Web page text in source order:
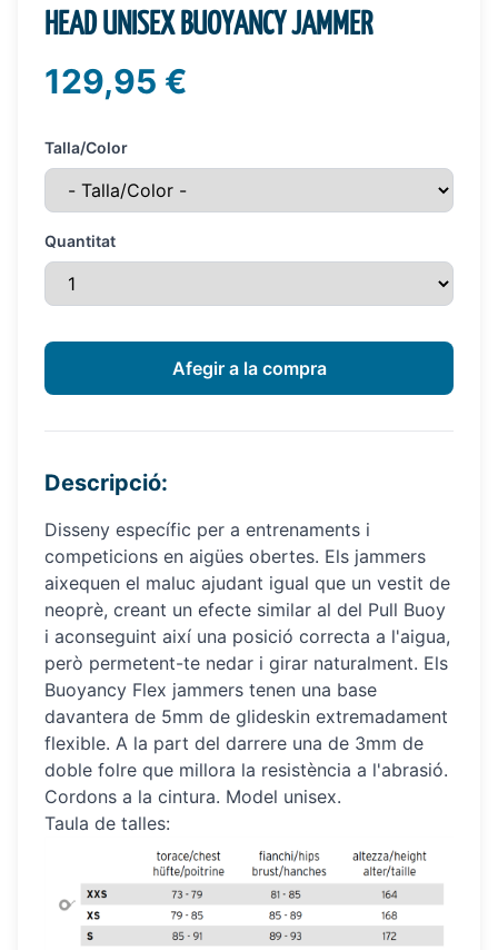
HEAD UNISEX BUOYANCY JAMMER
129,95 €
Talla/Color
Quantitat
Descripció:
Disseny específic per a entrenaments i
competicions en aigües obertes. Els jammers
aixequen el maluc ajudant igual que un vestit de
neoprè, creant un efecte similar al del Pull Buoy
i aconseguint així una posició correcta a l'aigua,
però permetent-te nedar i girar naturalment. Els
Buoyancy Flex jammers tenen una base
davantera de 5mm de glideskin extremadament
flexible. A la part del darrere una de 3mm de
doble folre que millora la resistència a l'abrasió.
Cordons a la cintura. Model unisex.
Taula de talles: